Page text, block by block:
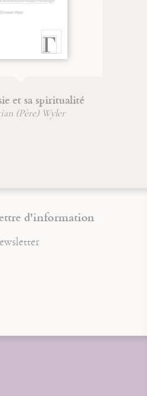
et sa spiritualité
(Père) Wyler
d'information